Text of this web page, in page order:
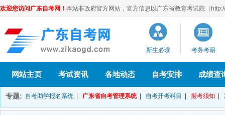
欢迎您访问广东自考网！ 本站非政府官方网站，官方信息以广东省教育考试院（
新生必读 考务考籍
网站主页 考试资讯 各地动态 自考安排 成绩查
专题: 自考助学报名系统 广东省自考管理系统 自考开考科目 报考须知